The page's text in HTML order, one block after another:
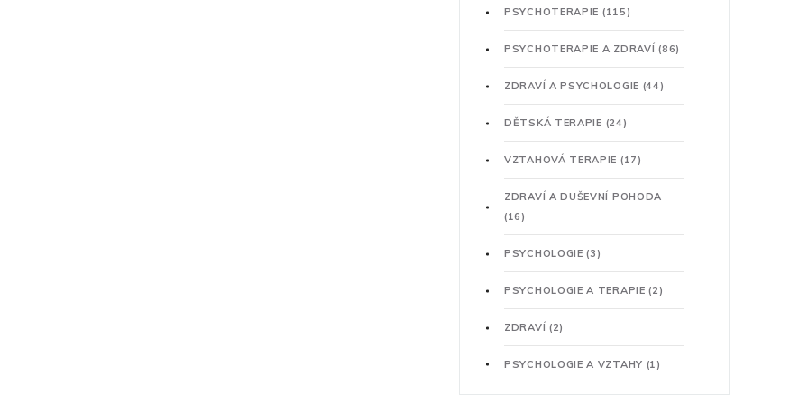
PSYCHOTERAPIE (115)
PSYCHOTERAPIE A ZDRAVÍ(86)
ZDRAVÍ A PSYCHOLOGIE (44)
DĚTSKÁ TERAPIE (24)
VZTAHOVÁ TERAPIE (17)
ZDRAVÍ A DUŠEVNÍ POHODA
(16)
PSYCHOLOGIE(3)
PSYCHOLOGIE A TERAPIE(2)
ZDRAVÍ (2)
PSYCHOLOGIE A VZTAHY (1)